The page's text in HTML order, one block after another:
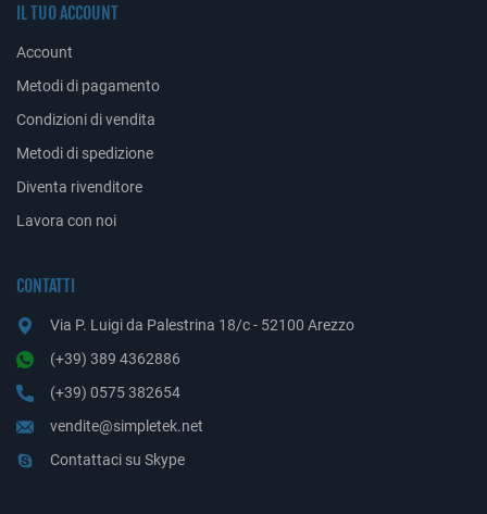
IL TUO ACCOUNT
Account
Metodi di pagamento
Condizioni di vendita
Metodi di spedizione
Diventa rivenditore
Lavora con noi
CONTATTI
Via P. Luigi da Palestrina 18/c - 52100 Arezzo
(+39) 389 4362886
(+39) 0575 382654
vendite@simpletek.net
Contattaci su Skype